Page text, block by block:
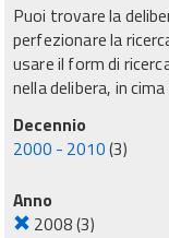
Puoi trovare la
perfezionare la
usare il form di
nella delibera, in
Decennio
2000 - 2010(3)
Anno
2008(3)